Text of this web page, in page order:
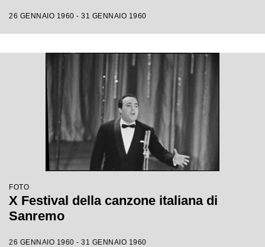
26 GENNAIO 1960 - 31 GENNAIO 1960
FOTO
X Festival della canzone italiana di
Sanremo
26 GENNAIO 1960 - 31 GENNAIO 1960